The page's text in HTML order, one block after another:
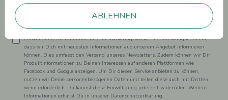
ABLEHNEN
Einwilligung zur Datennutzung für Marketingzwecke: Hiermit willigst Du ein,
dass wir Dich mit neuesten Informationen aus unserem Angebot informieren
können. Dies umfasst den Versand unseres Newsletters. Zudem können wir Dir
Produktinformationen zu Deinen Interessen auf anderen Plattformen wie
Facebook und Google anzeigen. Um Dir diesen Service anbieten zu können,
nutzen wir Deine personenbezogenen Daten und teilen diese auch mit Dritten,
wenn erforderlich. Du kannst diese Einwilligung jederzeit widerrufen. Weitere
Informationen erhätst Du in unserer Datenschutzerklärung.